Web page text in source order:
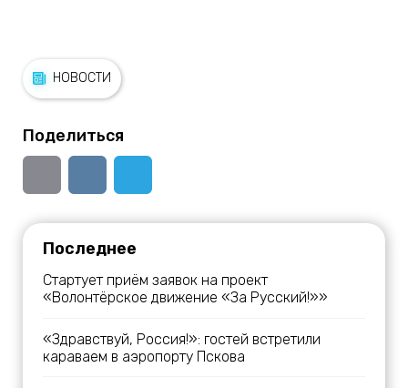
НОВОСТИ
Поделиться
Последнее
Стартует приём заявок на проект
«Волонтёрское движение «За Русский!»»
«Здравствуй, Россия!»: гостей встретили
караваем в аэропорту Пскова